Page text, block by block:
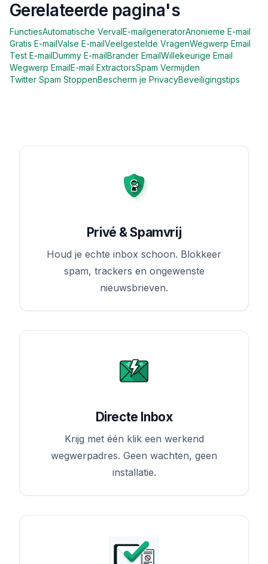
Gerelateerde pagina's
FunctiesAutomatische VervalE-mailgeneratorAnonieme E-mail
Gratis E-mailValse E-mailVeelgestelde VragenWegwerp Email
Test E-mailDummy E-mailBrander EmailWillekeurige Email
Wegwerp EmailE-mail ExtractorsSpam Vermijden
Twitter Spam StoppenBescherm je PrivacyBeveiligingstips
Privé & Spamvrij
Houd je echte inbox schoon. Blokkeer
spam, trackers en ongewenste
nieuwsbrieven.
Directe Inbox
Krijg met één klik een werkend
wegwerpadres. Geen wachten, geen
installatie.